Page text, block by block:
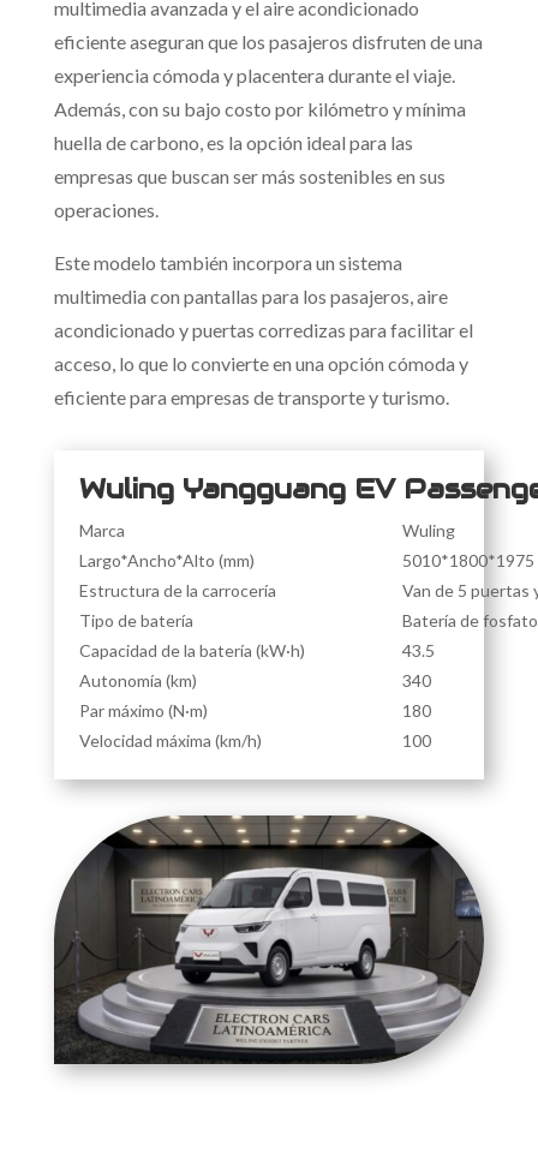
multimedia avanzada y el aire acondicionado
eficiente aseguran que los pasajeros disfruten de una
experiencia cómoda y placentera durante el viaje.
Además, con su bajo costo por kilómetro y mínima
huella de carbono, es la opción ideal para las
empresas que buscan ser más sostenibles en sus
operaciones.
Este modelo también incorpora un sistema
multimedia con pantallas para los pasajeros, aire
acondicionado y puertas corredizas para facilitar el
acceso, lo que lo convierte en una opción cómoda y
eficiente para empresas de transporte y turismo.
Wuling Yangguang EV
Marca
Wuling
Largo*Ancho*Alto (mm)
5010*1800*1975
Estructura de la carrocería
Van de 5 puertas
Tipo de batería
Batería de
Capacidad de la batería (kW·h)
43.5
Autonomía (km)
340
Par máximo (N·m)
180
Velocidad máxima (km/h)
100